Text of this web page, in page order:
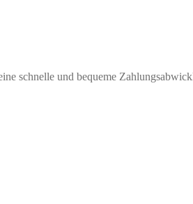
schnelle und bequeme